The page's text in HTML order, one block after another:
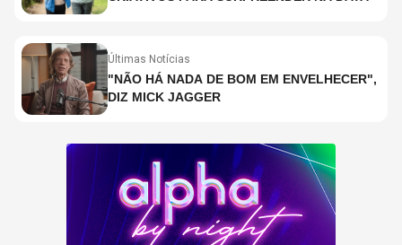
Últimas Notícias
"NÃO HÁ NADA DE BOM EM ENVELHECER",
DIZ MICK JAGGER